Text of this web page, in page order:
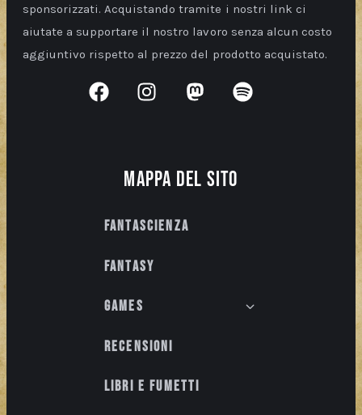
sponsorizzati. Acquistando tramite i nostri link ci
aiutate a supportare il nostro lavoro senza alcun costo
aggiuntivo rispetto al prezzo del prodotto acquistato.
Mappa del sito
Fantascienza
Fantasy
Games
Recensioni
Libri e fumetti